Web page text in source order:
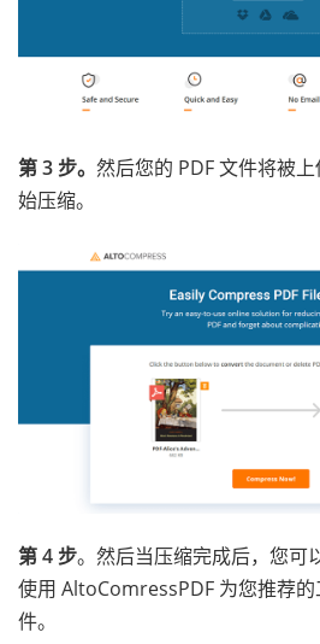
第 3 步。 然后您的 PDF 文件将被
始压缩。
第 4 步。然后当压缩完成后，您可
使用 AltoComressPDF 为您推荐
件。